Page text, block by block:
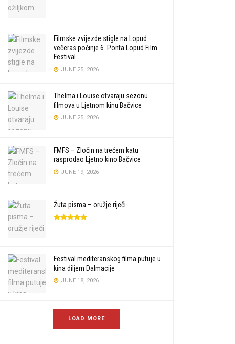
Filmske zvijezde stigle na Lopud:
večeras počinje 6. Ponta Lopud Film
Festival
JUNE 25, 2026
Thelma i Louise otvaraju sezonu
filmova u Ljetnom kinu Bačvice
JUNE 25, 2026
FMFS – Zločin na trećem katu
rasprodao Ljetno kino Bačvice
JUNE 19, 2026
Žuta pisma – oružje riječi
Festival mediteranskog filma putuje u
kina diljem Dalmacije
JUNE 18, 2026
LOAD MORE